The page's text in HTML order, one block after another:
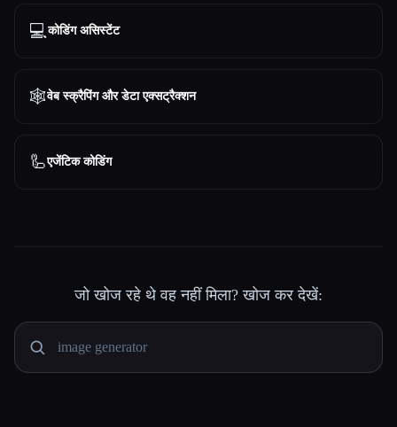
💻कोडिंग असिस्टेंट
🕸️वेब स्क्रैपिंग और डेटा एक्सट्रैक्शन
🦾एजेंटिक कोडिंग
जो खोज रहे थे वह नहीं मिला? खोज कर देखें: